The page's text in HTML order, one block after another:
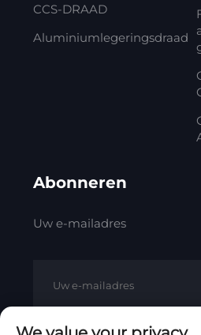
CCS-DRAAD
Aluminiumlegeringsdraad
Abonneren
Uw e-mailadres